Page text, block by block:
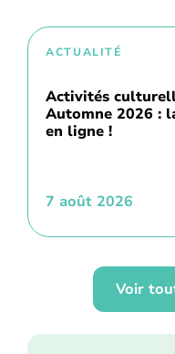
ACTUALITÉ
Activités
Automne 2026 :
en ligne !
7 août 2026
Voir